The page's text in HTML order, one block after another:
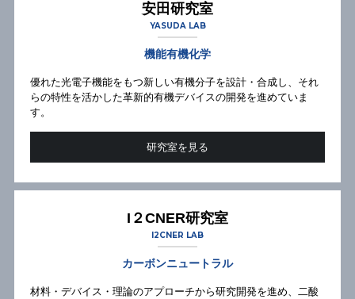
安田研究室
YASUDA LAB
機能有機化学
優れた光電子機能をもつ新しい有機分子を設計・合成し、それ
らの特性を活かした革新的有機デバイスの開発を進めていま
す。
研究室を見る
I２CNER研究室
I2CNER LAB
カーボンニュートラル
材料・デバイス・理論のアプローチから研究開発を進め、二酸